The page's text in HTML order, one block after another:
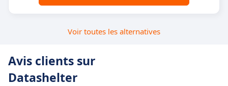
Voir toutes les alternatives
Avis clients sur
Datashelter